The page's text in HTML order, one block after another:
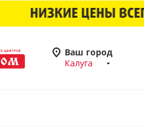
Ваш город
Калуга